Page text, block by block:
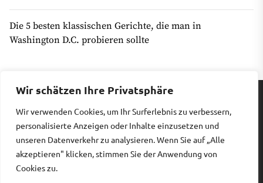
Wir schätzen Ihre Privatsphäre
Wir verwenden Cookies, um Ihr Surferlebnis zu verbessern,
personalisierte Anzeigen oder Inhalte einzusetzen und
unseren Datenverkehr zu analysieren. Wenn Sie auf „Alle
akzeptieren" klicken, stimmen Sie der Anwendung von
Cookies zu.
Die 5 besten klassischen Gerichte, die man in
Washington D.C. probieren sollte
Impressum|Datenschutz
Copyright © 2026